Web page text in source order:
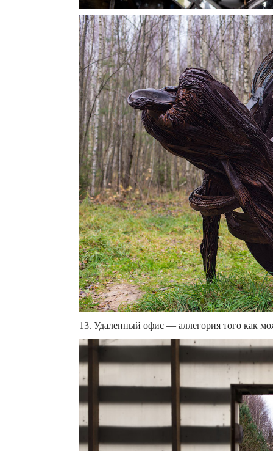
13. Удаленный офис — аллегория того как